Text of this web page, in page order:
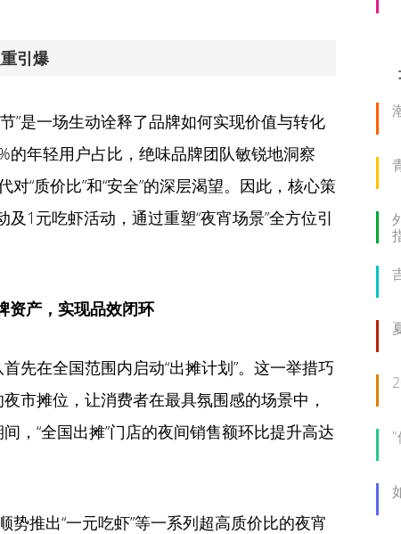
引爆
”是一场生动诠释了品牌如何实现价值与转化
年轻用户占比，绝味品牌团队敏锐地洞察
“质价比”和“安全”的深层渴望。因此，核心策
1元吃虾活动，通过重塑“夜宵场景”全方位引
资产，实现品效闭环
先在全国范围内启动“出摊计划”。这一举措巧
市摊位，让消费者在最具氛围感的场景中，
，“全国出摊”门店的夜间销售额环比提升高达
势推出“一元吃虾”等一系列超高质价比的夜宵